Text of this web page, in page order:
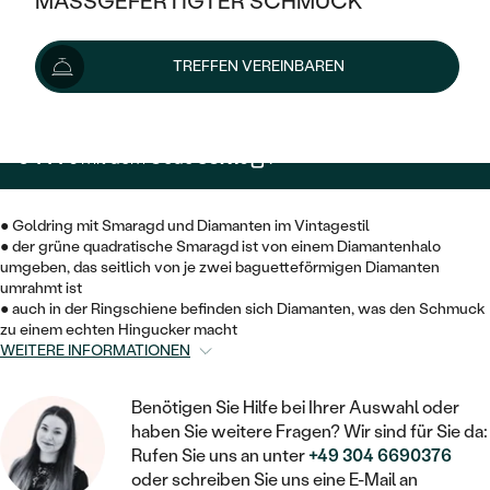
KLASSISCH
MEMOIRE
V-FORM
VINTAGE
AUSSERGEWÖHNLICHE
GEHÄMMERTE
VON HAND GRAVIERTE
MIT MEHREREN DIAMANTEN
HALO
VINTAGE
IM SET
AUSSERGEWÖHNLICH
WÄHLE EINEN RING
DIAMANTEN ZUM EINFASSEN
AUSVERKAUF
WENN SCHMUCK HILFT
NACH TYP
RINGE
ANHÄNGER / KETTEN
SCHMUCKSET
HERRENSCHMUCK
PLATIN
OHRSTECKER
CREOLEN
MINIMALISTISCHE
OHRHÄNGER
SOLITÄR
HERZ
GOLD
SILBER
SOLITÄR
ZUR GEBURT EINES KINDES
MIT STERNZEICHEN
MINIMALISTISCH
AUSVERKAUF
GOLD
SILBER
PLATIN
NACH STYL
MINIMALISTISCHE
TREFFEN VEREINBAREN
6 049 €
Wir liefern den Schmuck innerhalb von 3 - 4 Wochen.
Lieferoptionen
5 444 €mit dem CodeSUN10 .
● Goldring mit Smaragd und Diamanten im Vintagestil
● der grüne quadratische Smaragd ist von einem Diamantenhalo
umgeben, das seitlich von je zwei baguetteförmigen Diamanten
umrahmt ist
● auch in der Ringschiene befinden sich Diamanten, was den Schmuck
zu einem echten Hingucker macht
WEITERE INFORMATIONEN
Benötigen Sie Hilfe bei Ihrer Auswahl oder
haben Sie weitere Fragen? Wir sind für Sie da:
Rufen Sie uns an unter+49 304 6690376
oder schreiben Sie uns eine E-Mail an